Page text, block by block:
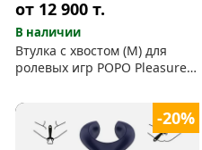
от 12 900т.
В наличии
Втулка с хвостом (М) для
ролевых игр POPO Pleasure
-20%